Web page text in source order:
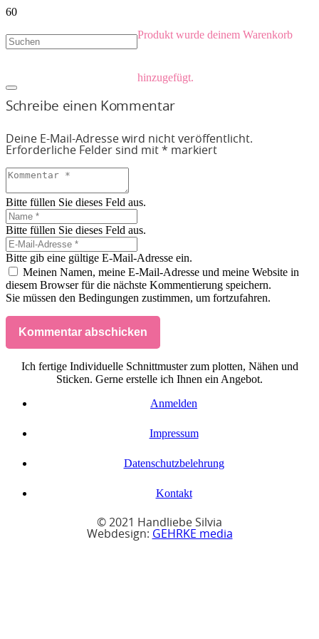
Produkt wurde deinem Warenkorb
hinzugefügt.
Schreibe einen Kommentar
Deine E-Mail-Adresse wird nicht veröffentlicht.
Erforderliche Felder sind mit * markiert
Bitte füllen Sie dieses Feld aus.
Bitte füllen Sie dieses Feld aus.
Bitte gib eine gültige E-Mail-Adresse ein.
Meinen Namen, meine E-Mail-Adresse und meine Website in
diesem Browser für die nächste Kommentierung speichern.
Sie müssen den Bedingungen zustimmen, um fortzufahren.
Kommentar abschicken
Ich fertige Individuelle Schnittmuster zum plotten, Nähen und
Sticken. Gerne erstelle ich Ihnen ein Angebot.
Anmelden
Impressum
Datenschutzbelehrung
Kontakt
© 2021 Handliebe Silvia
Webdesign: GEHRKE media